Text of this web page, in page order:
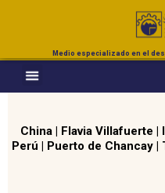
Medio especializado en el
China | Flavia Villafuerte |
Perú | Puerto de Chancay|